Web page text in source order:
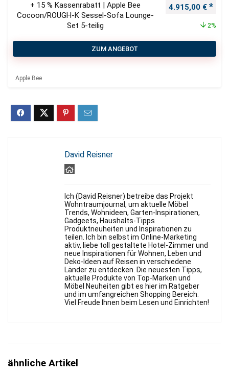
+ 15 % Kassenrabatt | Apple Bee
Cocoon/ROUGH-K Sessel-Sofa Lounge-
Set 5-teilig
Ursprünglicher
4.915,00 €
2%
ZUM ANGEBOT
Apple Bee
David Reisner
Ich (David Reisner) betreibe das Projekt
Wohntraumjournal, um aktuelle Möbel
Trends, Wohnideen, Garten-Inspirationen,
Gadgeets, Haushalts-Tipps
Produktneuheiten und Inspirationen zu
teilen. Ich bin selbst im Online-Marketing
aktiv, liebe toll gestaltete Hotel-Zimmer und
neue Inspirationen für Wohnen, Leben und
Deko-Ideen auf Reisen in verschiedene
Länder zu entdecken. Die neuesten Tipps,
aktuelle Produkte von Top-Marken und
Möbel Neuheiten gibt es hier im Ratgeber
und im umfangreichen Shopping Bereich.
Viel Freude Ihnen beim Lesen und Einrichten!
ähnliche Artikel